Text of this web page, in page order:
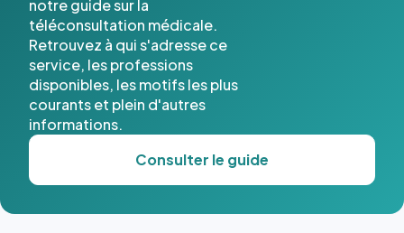
notre guide sur la
téléconsultation médicale.
Retrouvez à qui s'adresse ce
service, les professions
disponibles, les motifs les plus
courants et plein d'autres
informations.
Consulter le guide